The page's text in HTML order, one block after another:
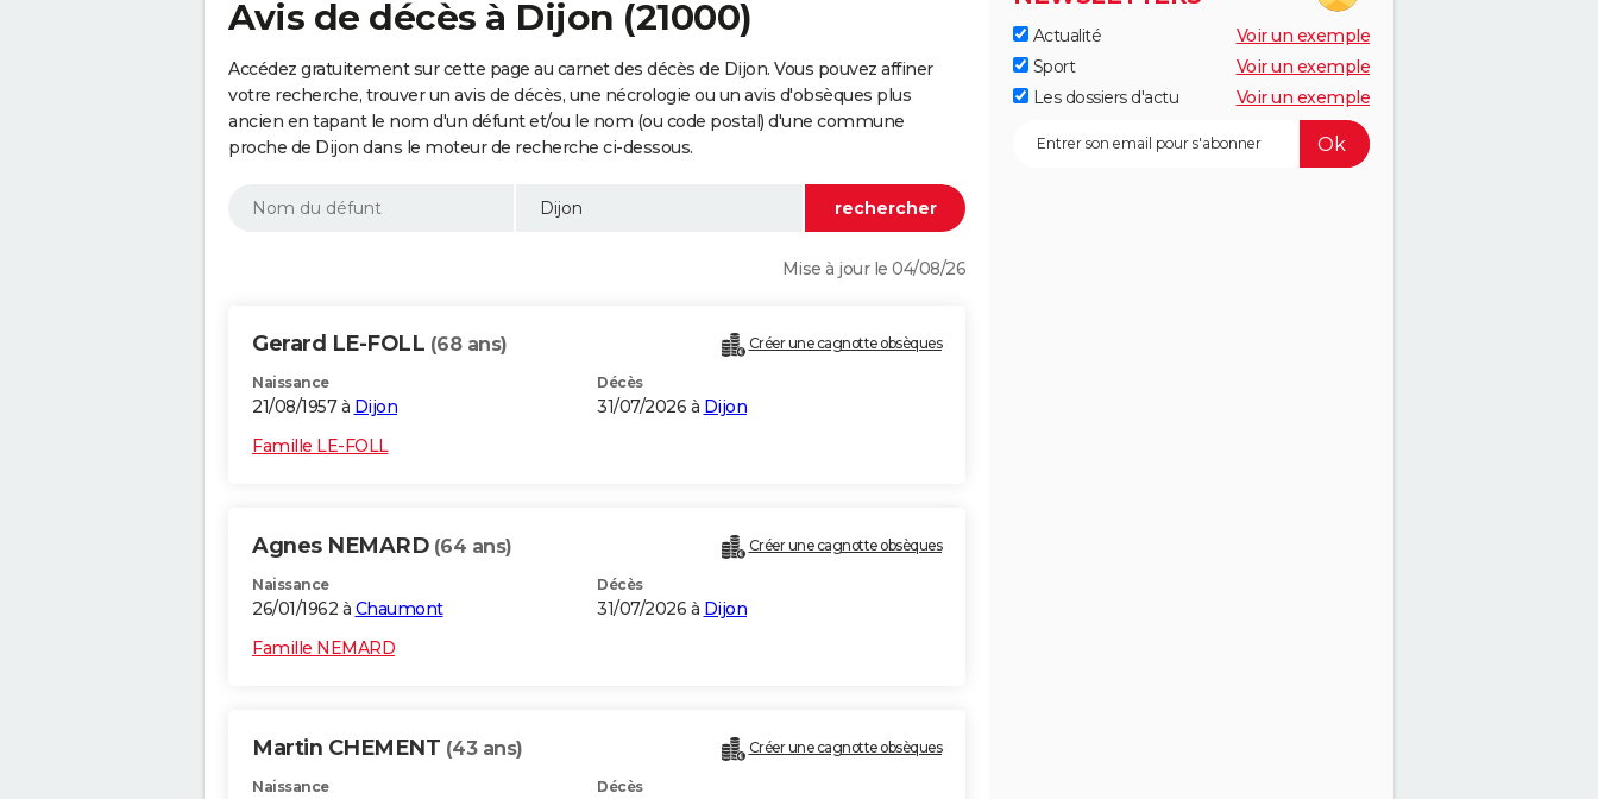
Avis de décès à Dijon (21000)
Accédez gratuitement sur cette page au carnet des décès de Dijon. Vous pouvez affiner
votre recherche, trouver un avis de décès, une nécrologie ou un avis d'obsèques plus
ancien en tapant le nom d'un défunt et/ou le nom (ou code postal) d'une commune
proche de Dijon dans le moteur de recherche ci-dessous.
Mise à jour le 04/08/26
Gerard LE-FOLL (68 ans) Créer une cagnotte obsèques
Naissance
21/08/1957 à Dijon
Décès
31/07/2026 à Dijon
Famille LE-FOLL
Agnes NEMARD (64 ans) Créer une cagnotte obsèques
Naissance
26/01/1962 à Chaumont
Décès
31/07/2026 à Dijon
Famille NEMARD
Martin CHEMENT (43 ans) Créer une cagnotte obsèques
Naissance Décès
Actualité
Voir un exemple
Sport
Voir un exemple
Les dossiers d'actu
Voir un exemple